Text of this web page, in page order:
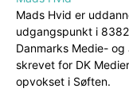
Mads Hvid er
udgangspunkt i
Danmarks Medie-
skrevet for DK
opvokset i Søften.